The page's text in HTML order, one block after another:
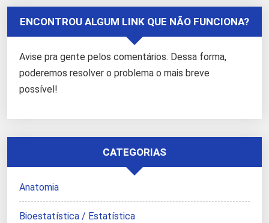
ENCONTROU ALGUM LINK QUE NÃO FUNCIONA?
Avise pra gente pelos comentários. Dessa forma,
poderemos resolver o problema o mais breve
possível!
CATEGORIAS
Anatomia
Bioestatística / Estatística